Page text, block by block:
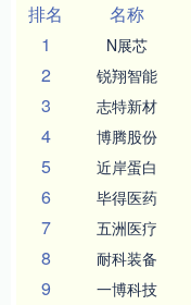
排名
名称
1
N展芯
2 锐翔智能
3 志特新材
4 博腾股份
5 近岸蛋白
6 毕得医药
7 五洲医疗
8 耐科装备
9 一博科技